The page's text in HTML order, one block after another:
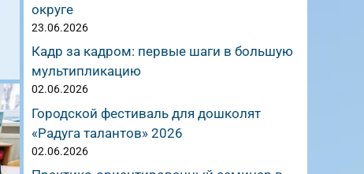
округе
23.06.2026
Кадр за кадром: первые шаги в большую
мультипликацию
02.06.2026
Городской фестиваль для дошколят
«Радуга талантов» 2026
02.06.2026